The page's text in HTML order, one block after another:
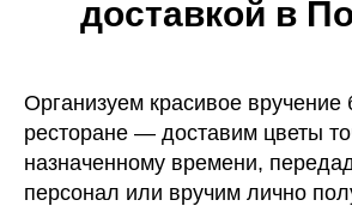
доставкой в
Организуем красивое вручение
ресторане — доставим цветы
назначенному времени,
персонал или вручим лично